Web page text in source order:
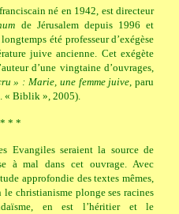
né en 1942, est directeur
de Jérusalem depuis 1996 et
été professeur d’exégèse
juive ancienne. Cet exégète
d’une vingtaine d’ouvrages,
» : Marie, une femme juive, paru
« Biblik », 2005).
* *
Evangiles seraient la source de
à mal dans cet ouvrage. Avec
approfondie des textes mêmes,
christianisme plonge ses racines
en est l’héritier et le